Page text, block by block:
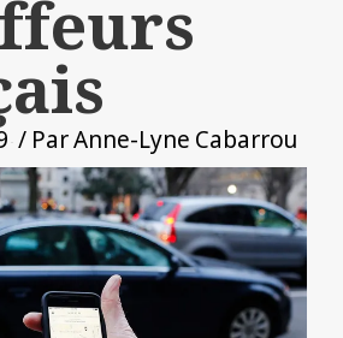
/ ParAnne-Lyne Cabarrou